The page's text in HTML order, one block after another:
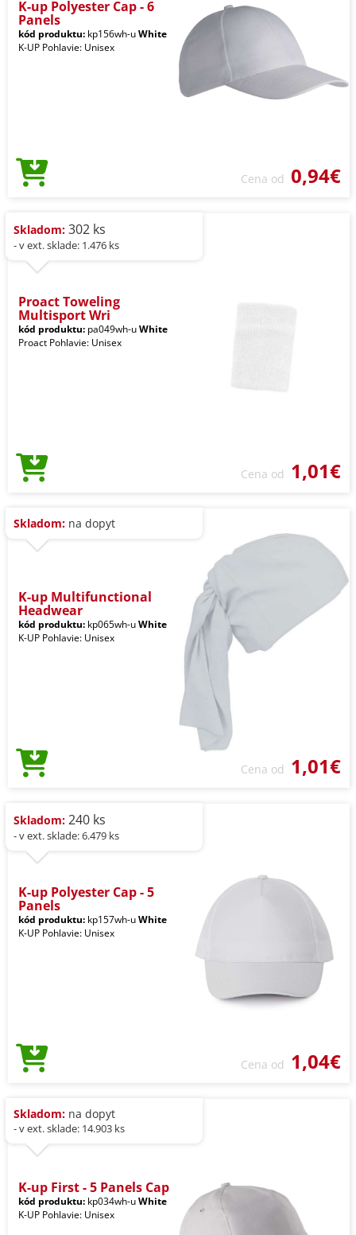
K-up Polyester Cap - 6
Panels
kód produktu: kp156wh-uWhite
K-UP Pohlavie: Unisex
Cena od 0,94€
Skladom: 302 ks
- v ext. sklade: 1.476 ks
Proact Toweling
Multisport Wri
kód produktu: pa049wh-uWhite
Proact Pohlavie: Unisex
Cena od 1,01€
Skladom: na dopyt
K-up Multifunctional
Headwear
kód produktu: kp065wh-uWhite
K-UP Pohlavie: Unisex
Cena od 1,01€
Skladom: 240 ks
- v ext. sklade: 6.479 ks
K-up Polyester Cap - 5
Panels
kód produktu: kp157wh-uWhite
K-UP Pohlavie: Unisex
Cena od 1,04€
Skladom: na dopyt
- v ext. sklade: 14.903 ks
K-up First - 5 Panels Cap
kód produktu: kp034wh-uWhite
K-UP Pohlavie: Unisex